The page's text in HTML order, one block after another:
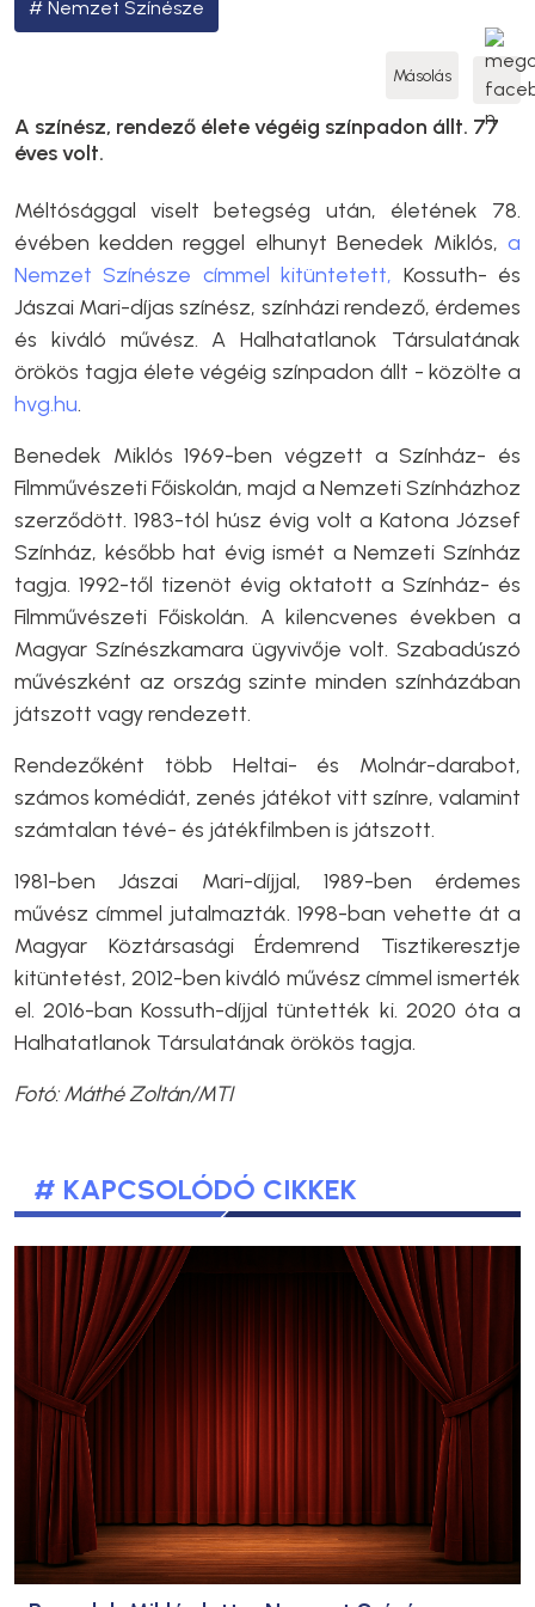
Nemzet Színésze
Másolás
A színész, rendező élete végéig színpadon állt. 77
éves volt.
Méltósággal viselt betegség után, életének 78.
évében kedden reggel elhunyt Benedek Miklós, a
Nemzet Színésze címmel kitüntetett, Kossuth- és
Jászai Mari-díjas színész, színházi rendező, érdemes
és kiváló művész. A Halhatatlanok Társulatának
örökös tagja élete végéig színpadon állt - közölte a
hvg.hu.
Benedek Miklós 1969-ben végzett a Színház- és
Filmművészeti Főiskolán, majd a Nemzeti Színházhoz
szerződött. 1983-tól húsz évig volt a Katona József
Színház, később hat évig ismét a Nemzeti Színház
tagja. 1992-től tizenöt évig oktatott a Színház- és
Filmművészeti Főiskolán. A kilencvenes években a
Magyar Színészkamara ügyvivője volt. Szabadúszó
művészként az ország szinte minden színházában
játszott vagy rendezett.
Rendezőként több Heltai- és Molnár-darabot,
számos komédiát, zenés játékot vitt színre, valamint
számtalan tévé- és játékfilmben is játszott.
1981-ben Jászai Mari-díjjal, 1989-ben érdemes
művész címmel jutalmazták. 1998-ban vehette át a
Magyar Köztársasági Érdemrend Tisztikeresztje
kitüntetést, 2012-ben kiváló művész címmel ismerték
el. 2016-ban Kossuth-díjjal tüntették ki. 2020 óta a
Halhatatlanok Társulatának örökös tagja.
Fotó: Máthé Zoltán/MTI
# KAPCSOLÓDÓ CIKKEK